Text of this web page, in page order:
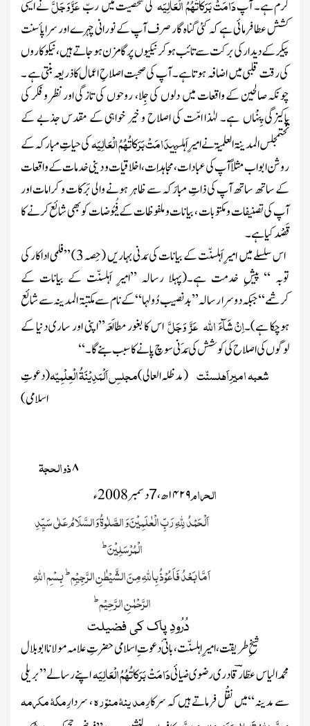
کرم ہے۔ آپ
کی شخصیت میںربّ
نے ایسی
کشش عطا فرمائی ہے کہ کئی گناہ گار صرف آپ کے نورانی چہرے اور سراپأ سنت
پیکر کے دیدار کی برکت سے تائب ہو کر نیکیوں پرگامزنہو جاتے ہیں ، نیکو کاروں
کی رقت قلبی میں اضافہ ہو تا ہے۔ آ پ کی صحبتاصلاحِ اعمالکا ذریعہ بنتی ہے ۔
چونکہ صالحین کے واقعات میں دلوں کی جِلا، روحوں کی تازگی اورنظر و فکر کی
پاکیزگیپِنْہاںہے۔ لہٰذا امّت کی اصلاح و خیر خواہی کے مقدس جذبے کے
تَحتمجلس المدینۃ العلمیۃ نے امیرِ اَہلسنّتدَامَتْ بَرَکاتُہُمُ الْعَالِیَہکی حیاتِ مبارکہ کے
روشن ابواب مثلاًآپ کی عبادات، مجاہَدات، اخلاقیات و دینی خدمات کے واقعات
کے ساتھ ساتھ آپ کی ذاتِ مبارَکہ سے ظاہر ہونے والی بَرَکات و کرامات اور
آپ کی تصنیفات و مکتوبات ، بیانات و ملفوظات کے فُیُوضات کو بھی شائع کرنے کا
قَصْد کیا ہے۔
اس سلسلے میں امیرِ اَہلسنّت کے بیانات کی مَدنی بہاریں (حِصہ3) ’’فلمی اداکار کی
توبہ ‘‘ پیشِ خدمت ہے۔(پہلا رسالہ ’’امیرِ اَہلسنّت کے بیانات کے
کرشمے‘‘جبکہ دوسرا رسالہ ’’بدنصیب دُولہا‘‘کے نام سے مکتبۃ المدینہ سے شائع
ہوچکا ہے)۔اِنْ شَآءَ اللہ عَزَّ وَجَلَّاس کا بغور مطالَعَہ’’اپنی اور ساری دنیا کے
لوگوں کی اصلاح کی کوشش کی مَدَنی سوچ پانے کا سبب بنے گا۔‘‘
شعبہ امیرِ اَہلسنّت (مد ظلہ العالی)مجلسِ اَلْمَدِیْنَۃُ الْعِلْمِیّہ(دعوتِ
اسلامی)
۸ذوالحجۃ
الحرام۱۴۲۹ھ،7دسمبر2008ء
اَلْحَمْدُ لِلّٰہِ رَبِّ الْعٰلَمِیْنَ وَ الصَّلٰوۃُ وَالسَّلَامُ عَلٰی سَیِّدِ
الْمُرْسَلِیْنَط
اَمَّا بَعْدُ فَاَعُوْذُ بِاللّٰہِ مِنَ الشَّیْطٰنِ الرَّجِیْمِطبِسْمِ اللہِ
الرَّحْمٰنِ الرَّ حِیْمط
دُرُودِ پاک کی فضیلت
شیخِ طریقت، امیرِاہلسنّت، بانیٔ دعوت ِاسلامی حضرتِ علامہ مولانا ابوبلال
محمد الیاس عطّارؔ قادریرضوی ضیائیدَامَتْ بَرَکاتُہُمُ الْعَالِیَہاپنے رسالے’’بریلی
سے مدینہ‘‘میں نقْل فرماتے ہیں کہسرکارِمد ینۂ منوّرہ، سردارِمکۂ مکرمہ